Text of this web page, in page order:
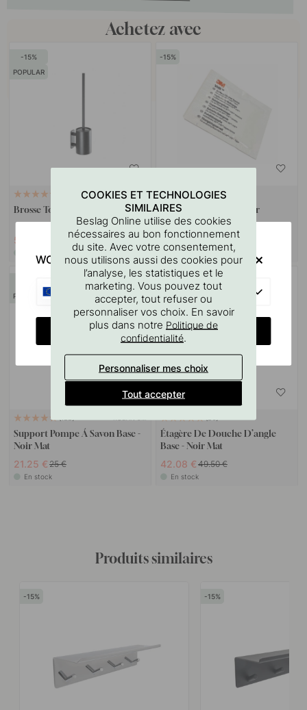
Achetez avec
15
POPULAR
RUBAN 3M
Brosse Toilette Solid - Noir Mat
53.97 € 63.50 €
15
114
Lingette Nettoyante Pour
Surfaces 3M
3.06 €3.60 €
En stock
POPULAR
122
Support Pompe Á Savon Base -
Noir Mat
21.25 € 25 €
En stock
26
Étagère De Douche D’angle
Base - Noir Mat
42.08 € 49.50 €
En stock
Produits similaires
15 15
COOKIES ET TECHNOLOGIES
SIMILAIRES
Beslag Online utilise des cookies
nécessaires au bon fonctionnement
du site. Avec votre consentement,
nous utilisons aussi des cookies pour
l’analyse, les statistiques et le
marketing. Vous pouvez tout
accepter, tout refuser ou
personnaliser vos choix. En savoir
plus dans notre Politique de
confidentialité.
Personnaliser mes choix
Tout accepter
WOULD YOU RATHER VISIT?
CHANGE COUNTRY